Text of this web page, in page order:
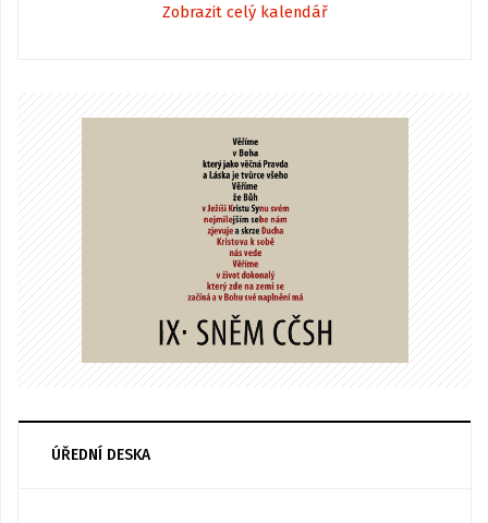
Zobrazit celý kalendář
ÚŘEDNÍ DESKA